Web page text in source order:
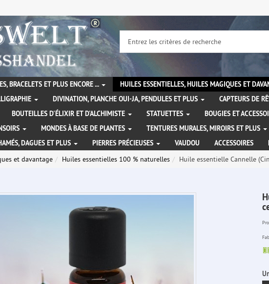
BRACELETS ET PLUS ENCORE ... HUILES ESSENTIELLES, HUILES MAGIQUES ET
DIVINATION, PLANCHE OUI-JA, PENDULES ET PLUS
CAPTEURS DE
BOUTEILLES D'ÉLIXIR ET D'ALCHIMISTE STATUETTES
BOUGIES ET
MONDES À BASE DE PLANTES TENTURES MURALES, MIROIRS ET PLUS
DAGUES ET PLUS PIERRES PRÉCIEUSES VAUDOU ACCESSOIRES
et davantage Huiles essentielles 100 % naturelles Huile essentielle Cannelle